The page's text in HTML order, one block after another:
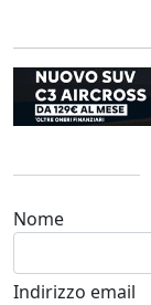
Nome
Indirizzo email